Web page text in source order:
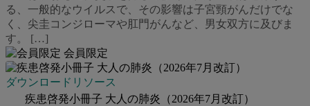
る、一般的なウイルスで、その影響は子宮頸がんだけでな
く、尖圭コンジローマや肛門がんなど、男女双方に及びま
す。 […]
会員限定
ダウンロードリソース
疾患啓発小冊子 大人の肺炎（2026年7月改訂）